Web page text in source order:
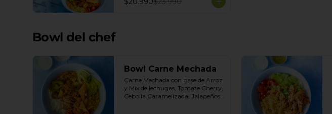
Bowl del chef
Bowl Carne Mechada
Carne Mechada con base de Arroz
y Mix de lechugas, Tomate Cherry,
Cebolla Caramelizada, Jalapeños,